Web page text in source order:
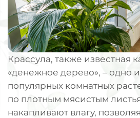
Крассула, также известная
«денежное дерево», – одно
популярных комнатных
по плотным мясистым
накапливают влагу,